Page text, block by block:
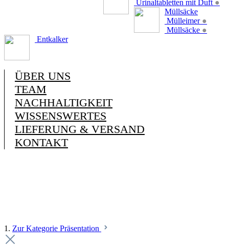
Urinaltabletten mit Duft ●
Müllsäcke
Mülleimer ●
Müllsäcke ●
Entkalker
ÜBER UNS
TEAM
NACHHALTIGKEIT
WISSENSWERTES
LIEFERUNG & VERSAND
KONTAKT
1. Zur Kategorie Präsentation